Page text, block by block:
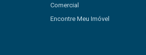
Comercial
Encontre Meu Imóvel